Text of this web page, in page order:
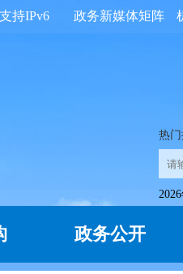
政务新媒体矩阵
持IPv6
热门
政务公开